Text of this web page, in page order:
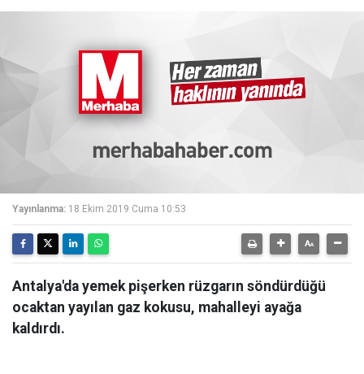
Yayınlanma: 18 Ekim 2019 Cuma 10:53
Antalya'da yemek pişerken rüzgarın söndürdüğü
ocaktan yayılan gaz kokusu, mahalleyi ayağa
kaldırdı.